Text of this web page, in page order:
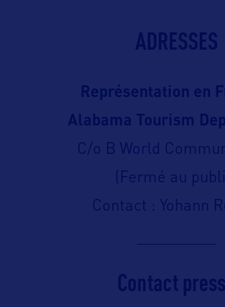
ADRESSES
Représentation en
Alabama Tourism
C/o B World
(Fermé au
Contact : Yohann
Contact